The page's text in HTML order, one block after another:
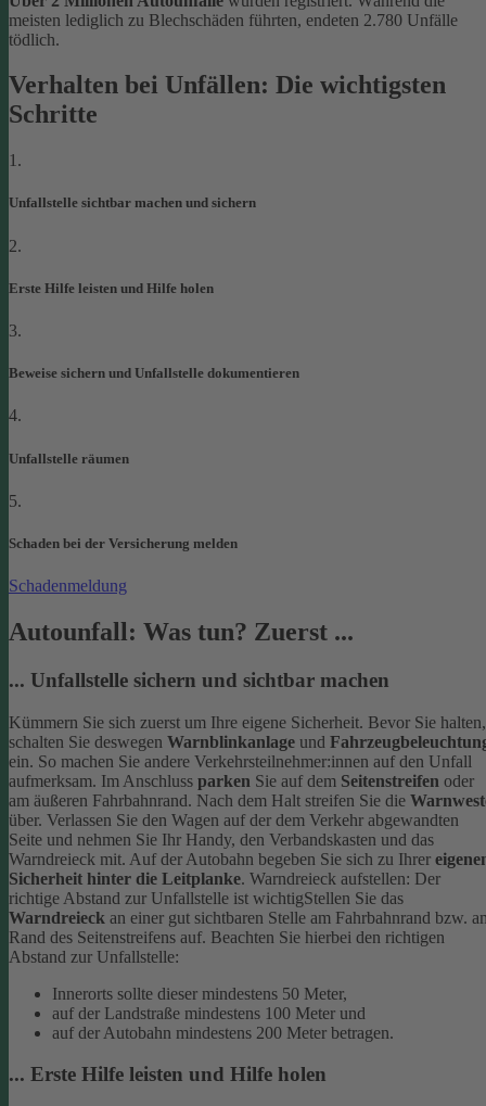
meisten lediglich zu Blechschäden führten, endeten 2.780 Unfälle
tödlich.
Verhalten bei Unfällen: Die wichtigsten
Schritte
1.
Unfallstelle sichtbar machen und sichern
2.
Erste Hilfe leisten und Hilfe holen
3.
Beweise sichern und Unfallstelle dokumentieren
4.
Unfallstelle räumen
5.
Schaden bei der Versicherung melden
Schadenmeldung
Autounfall: Was tun? Zuerst ...
... Unfallstelle sichern und sichtbar machen
Kümmern Sie sich zuerst um Ihre eigene Sicherheit. Bevor Sie halten,
schalten Sie deswegen Warnblinkanlage und
ein. So machen Sie andere Verkehrsteilnehmer:innen auf den Unfall
aufmerksam. Im Anschluss parken Sie auf dem Seitenstreifen oder
am äußeren Fahrbahnrand. Nach dem Halt streifen Sie die
über. Verlassen Sie den Wagen auf der dem Verkehr abgewandten
Seite und nehmen Sie Ihr Handy, den Verbandskasten und das
Warndreieck mit. Auf der Autobahn begeben Sie sich zu Ihrer
Sicherheit hinter die Leitplanke. Warndreieck aufstellen: Der
richtige Abstand zur Unfallstelle ist wichtigStellen Sie das
Warndreieck an einer gut sichtbaren Stelle am Fahrbahnrand bzw.
Rand des Seitenstreifens auf. Beachten Sie hierbei den richtigen
Abstand zur Unfallstelle:
Innerorts sollte dieser mindestens 50 Meter,
auf der Landstraße mindestens 100 Meter und
auf der Autobahn mindestens 200 Meter betragen.
... Erste Hilfe leisten und Hilfe holen